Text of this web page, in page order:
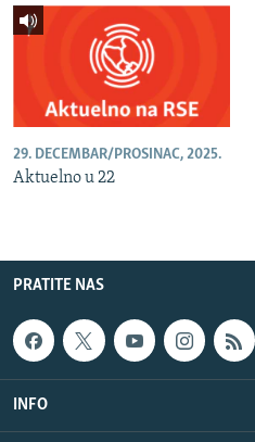
29. DECEMBAR/PROSINAC, 2025.
Aktuelno u 22
PRATITE NAS
INFO